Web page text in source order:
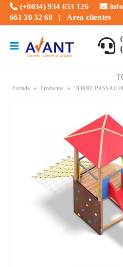
(+0034) 934 653 126
661 30 32 68 | Area clientes
Portada » Productos » TORRE PASSAU